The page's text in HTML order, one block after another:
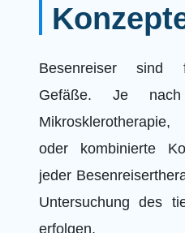
Besenreiser sind
Gefäße. Je
oder kombinierte
jeder
Untersuchung des
erfolgen.